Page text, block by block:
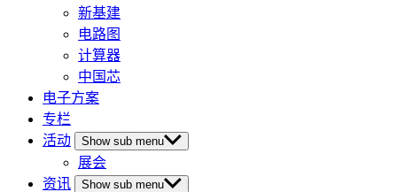
新基建
电路图
计算器
中国芯
电子方案
专栏
活动
Show sub menu
展会
资讯
Show sub menu